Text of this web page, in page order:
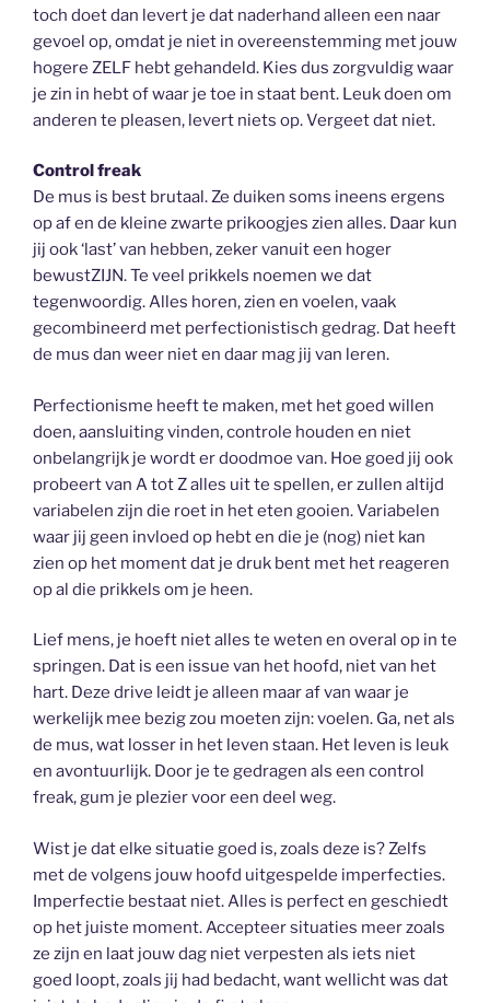
toch doet dan levert je dat naderhand alleen een naar
gevoel op, omdat je niet in overeenstemming met jouw
hogere ZELF hebt gehandeld. Kies dus zorgvuldig waar
je zin in hebt of waar je toe in staat bent. Leuk doen om
anderen te pleasen, levert niets op. Vergeet dat niet.
Control freak
De mus is best brutaal. Ze duiken soms ineens ergens
op af en de kleine zwarte prikoogjes zien alles. Daar kun
jij ook ‘last’ van hebben, zeker vanuit een hoger
bewustZIJN. Te veel prikkels noemen we dat
tegenwoordig. Alles horen, zien en voelen, vaak
gecombineerd met perfectionistisch gedrag. Dat heeft
de mus dan weer niet en daar mag jij van leren.
Perfectionisme heeft te maken, met het goed willen
doen, aansluiting vinden, controle houden en niet
onbelangrijk je wordt er doodmoe van. Hoe goed jij ook
probeert van A tot Z alles uit te spellen, er zullen altijd
variabelen zijn die roet in het eten gooien. Variabelen
waar jij geen invloed op hebt en die je (nog) niet kan
zien op het moment dat je druk bent met het reageren
op al die prikkels om je heen.
Lief mens, je hoeft niet alles te weten en overal op in te
springen. Dat is een issue van het hoofd, niet van het
hart. Deze drive leidt je alleen maar af van waar je
werkelijk mee bezig zou moeten zijn: voelen. Ga, net als
de mus, wat losser in het leven staan. Het leven is leuk
en avontuurlijk. Door je te gedragen als een control
freak, gum je plezier voor een deel weg.
Wist je dat elke situatie goed is, zoals deze is? Zelfs
met de volgens jouw hoofd uitgespelde imperfecties.
Imperfectie bestaat niet. Alles is perfect en geschiedt
op het juiste moment. Accepteer situaties meer zoals
ze zijn en laat jouw dag niet verpesten als iets niet
goed loopt, zoals jij had bedacht, want wellicht was dat